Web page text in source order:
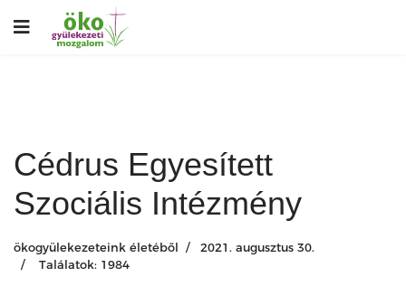
Cédrus Egyesített
Szociális Intézmény
ökogyülekezeteink életéből
2021. augusztus 30.
Találatok: 1984